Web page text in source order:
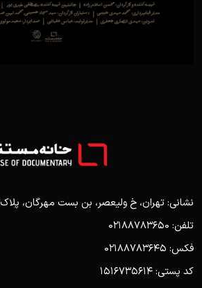
نشانی: تهران، خ ولیعصر، بن بست مهرگان، پلاک3
تلفن: 02188783650
فکس: 02188783645
کد پستی: 1516735614